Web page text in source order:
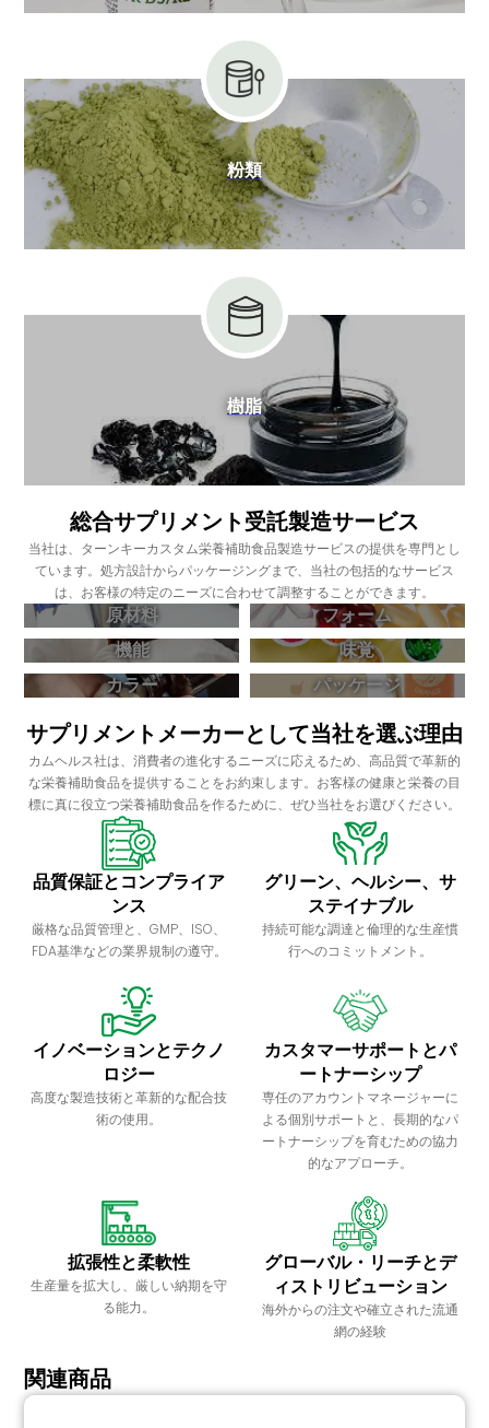
粉類
樹脂
総合サプリメント受託製造サービス
当社は、ターンキーカスタム栄養補助食品製造サービスの提供を専門とし
ています。処方設計からパッケージングまで、当社の包括的なサービス
は、お客様の特定のニーズに合わせて調整することができます。
原材料
フォーム
機能
味覚
カラー
パッケージ
サプリメントメーカーとして当社を選ぶ理由
カムヘルス社は、消費者の進化するニーズに応えるため、高品質で革新的
な栄養補助食品を提供することをお約束します。お客様の健康と栄養の目
標に真に役立つ栄養補助食品を作るために、ぜひ当社をお選びください。
品質保証とコンプライア
ンス
厳格な品質管理と、GMP、ISO、
FDA基準などの業界規制の遵守。
グリーン、ヘルシー、サ
ステイナブル
持続可能な調達と倫理的な生産慣
行へのコミットメント。
イノベーションとテクノ
ロジー
高度な製造技術と革新的な配合技
術の使用。
カスタマーサポートとパ
ートナーシップ
専任のアカウントマネージャーに
よる個別サポートと、長期的なパ
ートナーシップを育むための協力
的なアプローチ。
拡張性と柔軟性
生産量を拡大し、厳しい納期を守
る能力。
グローバル・リーチとデ
ィストリビューション
海外からの注文や確立された流通
網の経験
関連商品